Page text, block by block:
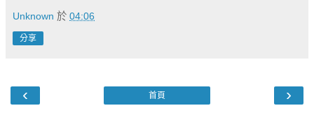
Unknown 於 04:06
分享
‹ ›
首頁